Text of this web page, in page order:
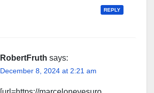
REPLY
RobertFruth says:
December 8, 2024 at 2:21 am